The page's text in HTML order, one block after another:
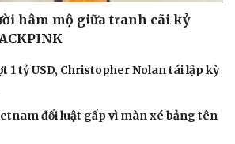
hâm mộ giữa tranh cãi kỷ
1 tỷ USD, Christopher Nolan tái lập kỳ
đổi luật gấp vì màn xé bảng tên